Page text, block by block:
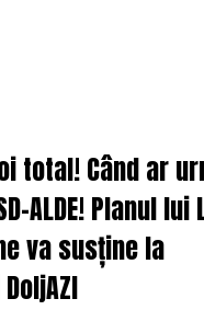
total! Când ar
ALDE! Planul lui
va susține la